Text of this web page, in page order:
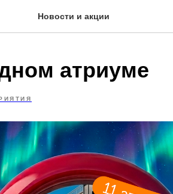
Новости и акции
атриуме